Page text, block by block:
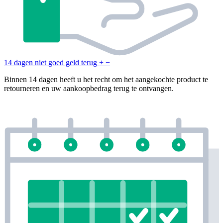
14 dagen niet goed geld terug + −
Binnen 14 dagen heeft u het recht om het aangekochte product te
retourneren en uw aankoopbedrag terug te ontvangen.